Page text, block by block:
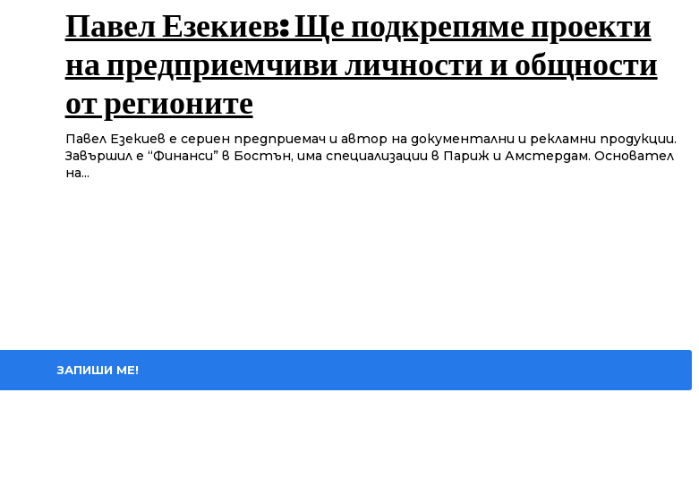
Павел Езекиев: Ще подкрепяме проекти
на предприемчиви личности и общности
от регионите
Павел Езекиев е сериен предприемач и автор на документални и рекламни продукции.
Завършил е “Финанси” в Бостън, има специализации в Париж и Амстердам. Основател
на...
ЗАПИШИ МЕ!